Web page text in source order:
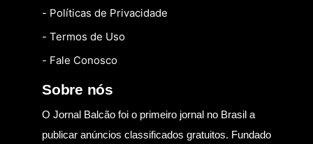
- Políticas de Privacidade
- Termos de Uso
- Fale Conosco
Sobre nós
O Jornal Balcão foi o primeiro jornal no Brasil a
publicar anúncios classificados gratuitos. Fundado